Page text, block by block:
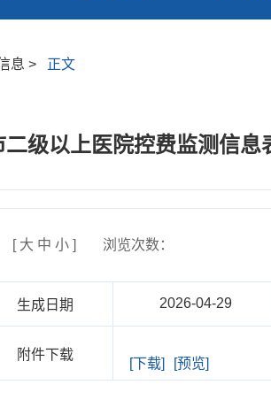
息 > 正文
级以上医院控费监测信息
[ 大 中 小] 浏览次数：
生成日期 2026-04-29
附件下载
[下载] [预览]